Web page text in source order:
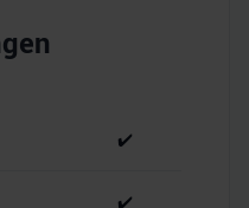
✔️
✔️